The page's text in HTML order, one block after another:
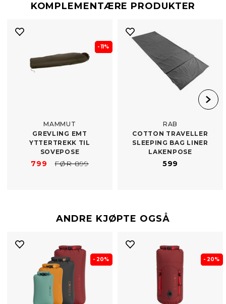
KOMPLEMENTÆRE PRODUKTER
- 11%
MAMMUT
GREVLING EMT
YTTERTREKK TIL
SOVEPOSE
799 FØR 899
RAB
COTTON TRAVELLER
SLEEPING BAG LINER
LAKENPOSE
599
ANDRE KJØPTE OGSÅ
- 20% - 20%